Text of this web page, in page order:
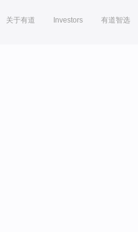
关于有道 Investors 有道智选